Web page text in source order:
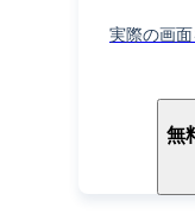
実際の画
無